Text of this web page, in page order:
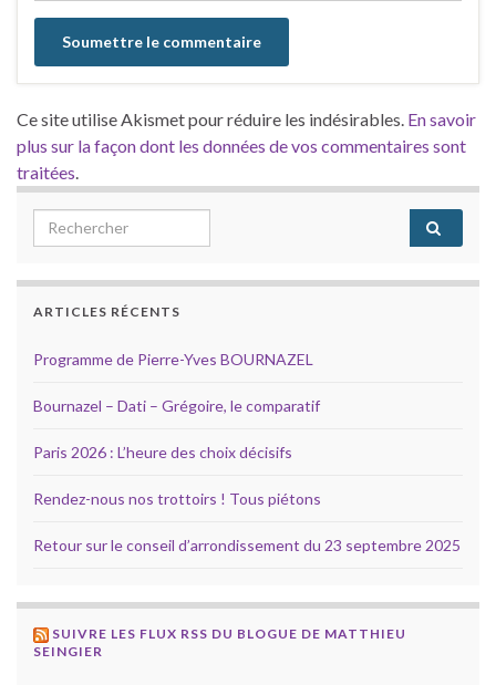
Ce site utilise Akismet pour réduire les indésirables. En savoir
plus sur la façon dont les données de vos commentaires sont
traitées
Search for:
ARTICLES RÉCENTS
Programme de Pierre-Yves BOURNAZEL
Bournazel – Dati – Grégoire, le comparatif
Paris 2026 : L’heure des choix décisifs
Rendez-nous nos trottoirs ! Tous piétons
Retour sur le conseil d’arrondissement du 23 septembre 2025
SUIVRE LES FLUX RSS DU BLOGUE DE MATTHIEU
SEINGIER